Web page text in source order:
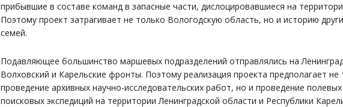
прибывшие в составе команд в запасные части, дислоцировавшиеся на
Поэтому проект затрагивает не только Вологодскую область, но и историю
семей.
Подавляющее большинство маршевых подразделений отправлялись на
Волховский и Карельские фронты. Поэтому реализация проекта предполагает не
проведение архивных научно-исследовательских работ, но и проведение
поисковых экспедиций на территории Ленинградской области и Республики